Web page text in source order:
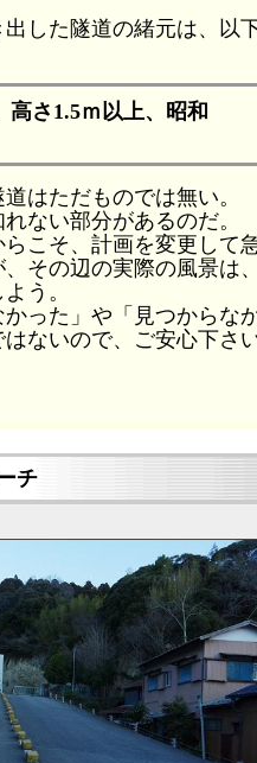
した隧道の緒元は、以
高さ1.5ｍ以上、昭和
はただものでは無い。
ない部分があるのだ。
こそ、計画を変更して
その辺の実際の風景は
う。
った」や「見つからな
ないので、ご安心下さ
チ